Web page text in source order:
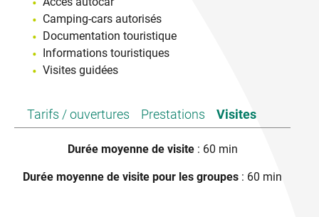
Camping-cars autorisés
Documentation touristique
Informations touristiques
Visites guidées
Tarifs / ouvertures Prestations Visites
Durée moyenne de visite: 60 min
Durée moyenne de visite pour les groupes : 60 min